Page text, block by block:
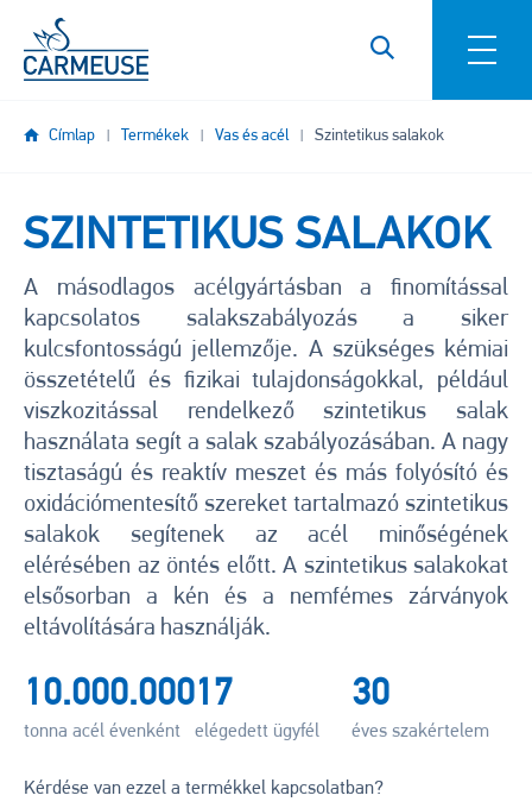
Ugrás a tartalomra
Címlap Termékek Vas és acél Szintetikus salakok
SZINTETIKUS SALAKOK
A másodlagos acélgyártásban a finomítással
kapcsolatos salakszabályozás a siker
kulcsfontosságú jellemzője. A szükséges kémiai
összetételű és fizikai tulajdonságokkal, például
viszkozitással rendelkező szintetikus salak
használata segít a salak szabályozásában. A nagy
tisztaságú és reaktív meszet és más folyósító és
oxidációmentesítő szereket tartalmazó szintetikus
salakok segítenek az acél minőségének
elérésében az öntés előtt. A szintetikus salakokat
elsősorban a kén és a nemfémes zárványok
eltávolítására használják.
10.000.000
tonna acél évenként
17
elégedett ügyfél
30
éves szakértelem
Kérdése van ezzel a termékkel kapcsolatban?